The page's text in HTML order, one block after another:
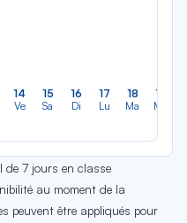
14
Ve
15
Sa
16
Di
17
Lu
18
Ma
19
Me
7 jours en classe
au moment de la
peuvent être appliqués pour